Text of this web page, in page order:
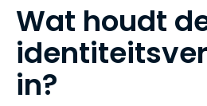
Wat houdt d
identiteitsver
in?